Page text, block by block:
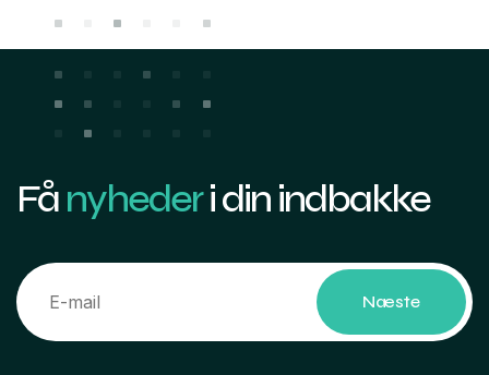
Fånyhederi din indbakke
Næste